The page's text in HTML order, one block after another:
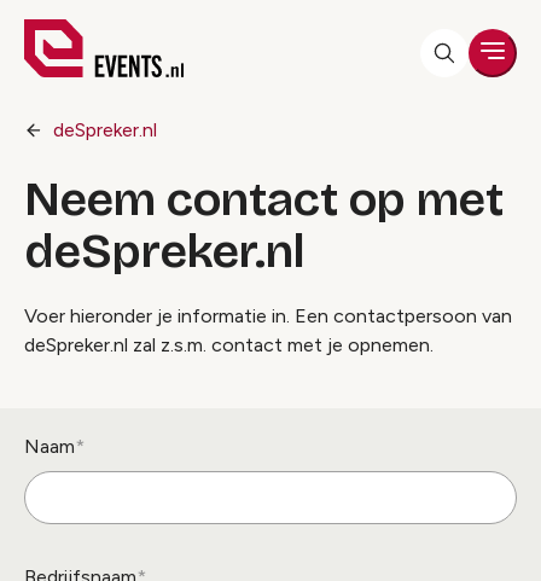
deSpreker.nl
Neem contact op met
deSpreker.nl
Voer hieronder je informatie in. Een contactpersoon van
deSpreker.nl zal z.s.m. contact met je opnemen.
Naam